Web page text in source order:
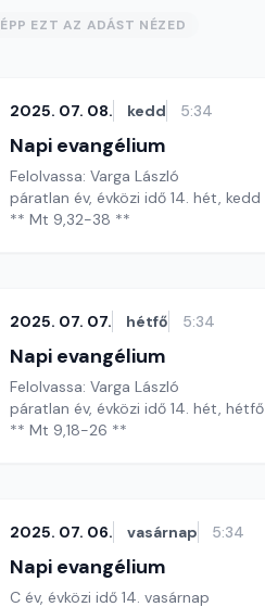
ÉPP EZT AZ ADÁST NÉZED
2025. 07. 08. kedd 5:34
Napi evangélium
Felolvassa: Varga László
páratlan év, évközi idő 14. hét, kedd
** Mt 9,32-38 **
2025. 07. 07. hétfő 5:34
Napi evangélium
Felolvassa: Varga László
páratlan év, évközi idő 14. hét, hétfő
** Mt 9,18-26 **
2025. 07. 06. vasárnap 5:34
Napi evangélium
C év, évközi idő 14. vasárnap